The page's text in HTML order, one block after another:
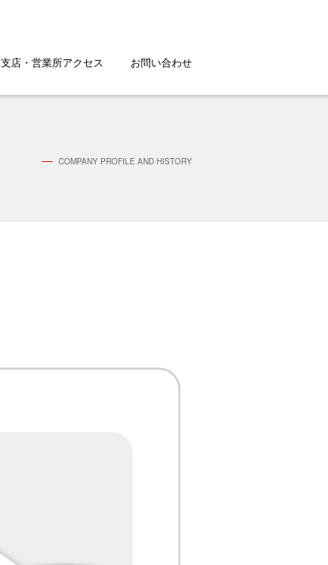
支店・営業所アクセス お問い合わせ
COMPANY PROFILE AND HISTORY